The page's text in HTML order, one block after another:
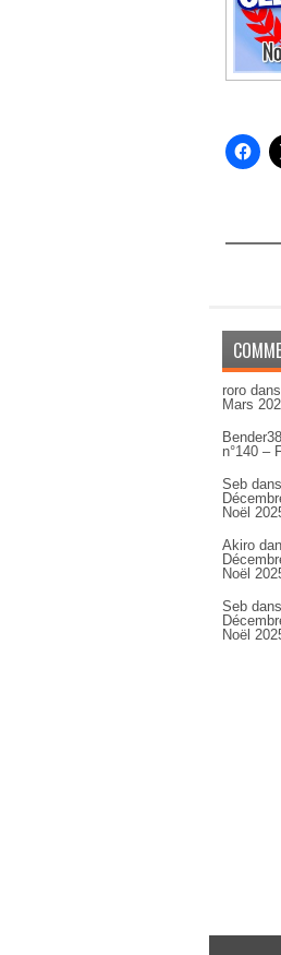
roro dans
Mars
Bender38
n°140 –
Seb dans
Noël
Akiro
Noël
Seb dans
Noël